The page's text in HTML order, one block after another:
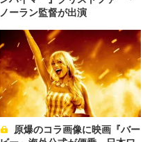
ノーラン監督が出演